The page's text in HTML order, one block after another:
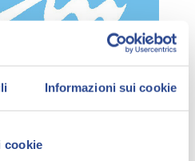
Informazioni sui cookie
cookie
suo debutto ufficiale
gennaio 1996, con una